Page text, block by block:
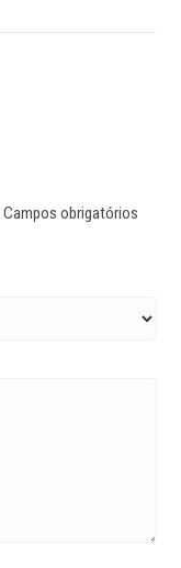
Campos obrigatórios